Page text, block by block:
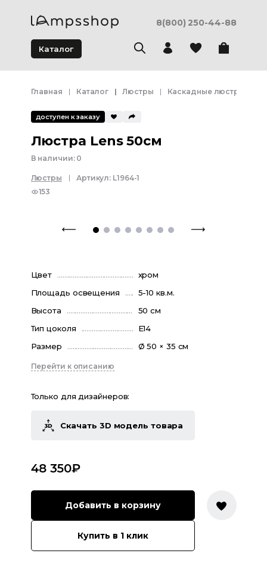
8(800) 250-44-88
Каталог
Главная Каталог Люстры Каскадные люстры
доступен к заказу
Люстра Lens 50см
В наличии: 0
Люстры Артикул: L1964-1
153
Цвет
хром
Площадь освещения
5-10 кв.м.
Высота
50 см
Тип цоколя
E14
Размер
Ø 50 × 35 см
Перейти к описанию
Только для дизайнеров:
Скачать 3D модель товара
48 350₽
Добавить в корзину
Купить в 1 клик